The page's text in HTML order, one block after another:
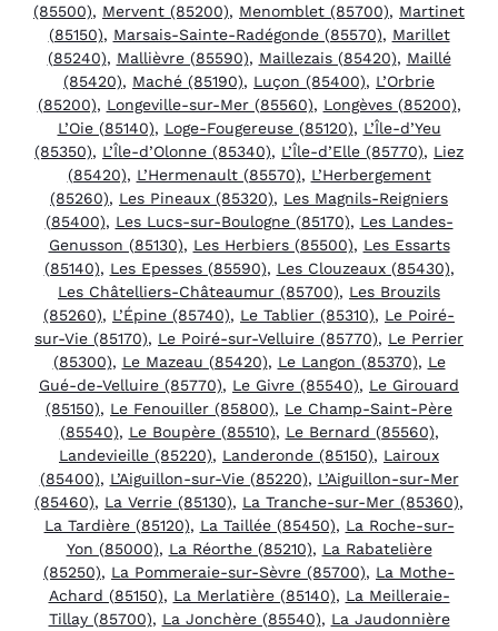
(85500), Mervent (85200), Menomblet (85700), Martinet
(85150), Marsais-Sainte-Radégonde (85570), Marillet
(85240), Mallièvre (85590), Maillezais (85420), Maillé
(85420), Maché (85190), Luçon (85400), L’Orbrie
(85200), Longeville-sur-Mer (85560), Longèves (85200),
L’Oie (85140), Loge-Fougereuse (85120), L’Île-d’Yeu
(85350), L’Île-d’Olonne (85340), L’Île-d’Elle (85770), Liez
(85420), L’Hermenault (85570), L’Herbergement
(85260), Les Pineaux (85320), Les Magnils-Reigniers
(85400), Les Lucs-sur-Boulogne (85170), Les Landes-
Genusson (85130), Les Herbiers (85500), Les Essarts
(85140), Les Epesses (85590), Les Clouzeaux (85430),
Les Châtelliers-Châteaumur (85700), Les Brouzils
(85260), L’Épine (85740), Le Tablier (85310), Le Poiré-
sur-Vie (85170), Le Poiré-sur-Velluire (85770), Le Perrier
(85300), Le Mazeau (85420), Le Langon (85370), Le
Gué-de-Velluire (85770), Le Givre (85540), Le Girouard
(85150), Le Fenouiller (85800), Le Champ-Saint-Père
(85540), Le Boupère (85510), Le Bernard (85560),
Landevieille (85220), Landeronde (85150), Lairoux
(85400), L’Aiguillon-sur-Vie (85220), L’Aiguillon-sur-Mer
(85460), La Verrie (85130), La Tranche-sur-Mer (85360),
La Tardière (85120), La Taillée (85450), La Roche-sur-
Yon (85000), La Réorthe (85210), La Rabatelière
(85250), La Pommeraie-sur-Sèvre (85700), La Mothe-
Achard (85150), La Merlatière (85140), La Meilleraie-
Tillay (85700), La Jonchère (85540), La Jaudonnière